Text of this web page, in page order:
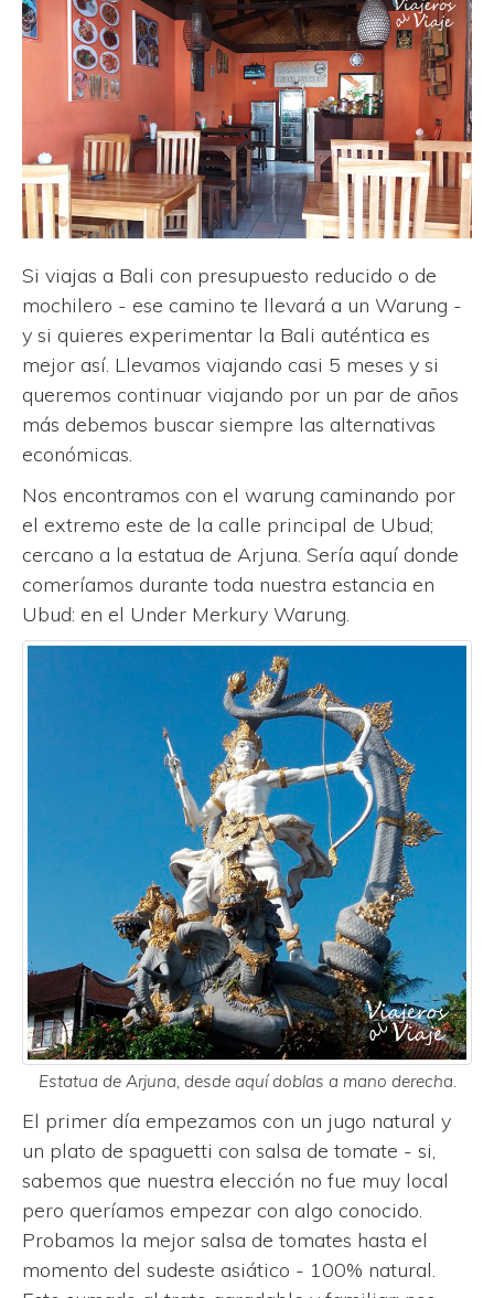
Si viajas a Bali con presupuesto reducido o de
mochilero - ese camino te llevará a un Warung -
y si quieres experimentar la Bali auténtica es
mejor así. Llevamos viajando casi 5 meses y si
queremos continuar viajando por un par de años
más debemos buscar siempre las alternativas
económicas.
Nos encontramos con el warung caminando por
el extremo este de la calle principal de Ubud;
cercano a la estatua de Arjuna. Sería aquí donde
comeríamos durante toda nuestra estancia en
Ubud: en el Under Merkury Warung.
Estatua de Arjuna, desde aquí doblas a mano derecha.
El primer día empezamos con un jugo natural y
un plato de spaguetti con salsa de tomate - si,
sabemos que nuestra elección no fue muy local
pero queríamos empezar con algo conocido.
Probamos la mejor salsa de tomates hasta el
momento del sudeste asiático - 100% natural.